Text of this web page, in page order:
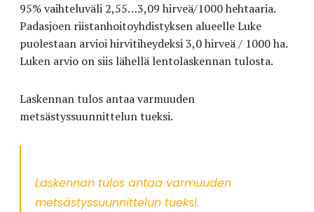
95% vaihteluväli 2,55…3,09 hirveä/1000 hehtaaria.
Padasjoen riistanhoitoyhdistyksen alueelle Luke
puolestaan arvioi hirvitiheydeksi 3,0 hirveä / 1000 ha.
Luken arvio on siis lähellä lentolaskennan tulosta.
Laskennan tulos antaa varmuuden
metsästyssuunnittelun tueksi.
Laskennan tulos antaa varmuuden
metsästyssuunnittelun tueksi.